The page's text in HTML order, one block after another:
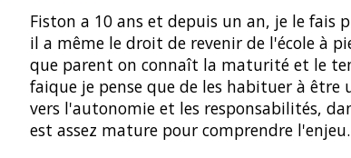
Fiston a 10 ans et depuis un an, je le fais
il a même le droit de revenir de l'école à
que parent on connaît la maturité et le
faique je pense que de les habituer à être
vers l'autonomie et les responsabilités,
est assez mature pour comprendre l'enjeu.